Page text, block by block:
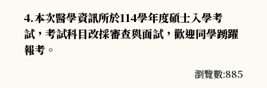
4.本次醫學資訊所於114學年度碩士入學考
試，考試科目改採審查與面試，歡迎同學踴躍
報考。
瀏覽數:885